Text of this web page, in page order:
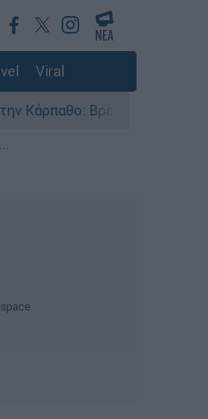
Viral
Βρέθηκαν παλιά